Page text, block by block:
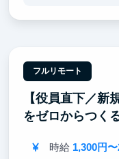
ントを営業リサー
へ組み込み、営業
戦できます。成
ナー、事業開発責
フルリモート
【役員直下／新
をゼロからつく
時給 1,300円